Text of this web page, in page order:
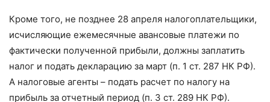
Кроме того, не позднее 28 апреля налогоплательщики,
исчисляющие ежемесячные авансовые платежи по
фактически полученной прибыли, должны заплатить
налог и подать декларацию за март (п. 1 ст. 287 НК РФ).
А налоговые агенты – подать расчет по налогу на
прибыль за отчетный период (п. 3 ст. 289 НК РФ).